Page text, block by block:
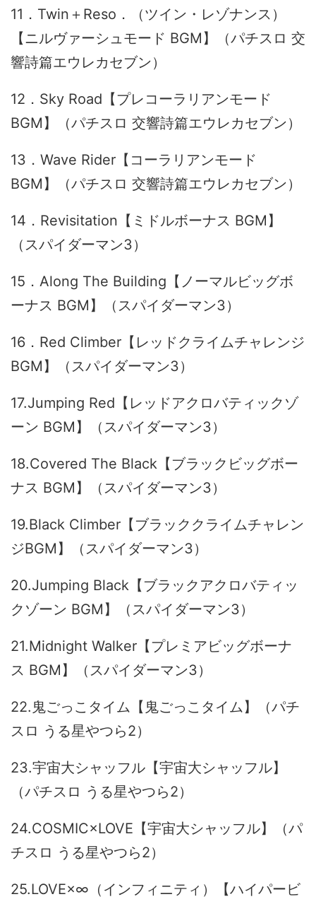
11．Twin＋Reso．（ツイン・レゾナンス）
【ニルヴァーシュモード BGM】（パチスロ 交
響詩篇エウレカセブン）
12．Sky Road【プレコーラリアンモード
BGM】（パチスロ 交響詩篇エウレカセブン）
13．Wave Rider【コーラリアンモード
BGM】（パチスロ 交響詩篇エウレカセブン）
14．Revisitation【ミドルボーナス BGM】
（スパイダーマン3）
15．Along The Building【ノーマルビッグボ
ーナス BGM】（スパイダーマン3）
16．Red Climber【レッドクライムチャレンジ
BGM】（スパイダーマン3）
17.Jumping Red【レッドアクロバティックゾ
ーン BGM】（スパイダーマン3）
18.Covered The Black【ブラックビッグボー
ナス BGM】（スパイダーマン3）
19.Black Climber【ブラッククライムチャレン
ジBGM】（スパイダーマン3）
20.Jumping Black【ブラックアクロバティッ
クゾーン BGM】（スパイダーマン3）
21.Midnight Walker【プレミアビッグボーナ
ス BGM】（スパイダーマン3）
22.鬼ごっこタイム【鬼ごっこタイム】（パチ
スロ うる星やつら2）
23.宇宙大シャッフル【宇宙大シャッフル】
（パチスロ うる星やつら2）
24.COSMIC×LOVE【宇宙大シャッフル】（パ
チスロ うる星やつら2）
25.LOVE×∞（インフィニティ）【ハイパービ